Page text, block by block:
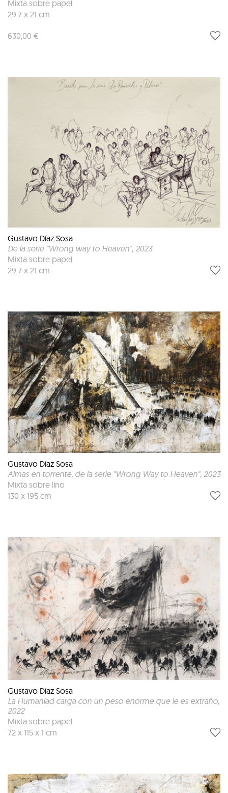
Mixta sobre papel
29.7 x 21 cm
630,00 €
Gustavo Díaz Sosa
De la serie "Wrong way to Heaven", 2023
Mixta sobre papel
29.7 x 21 cm
Gustavo Díaz Sosa
Almas en torrente, de la serie "Wrong Way to Heaven", 2023
Mixta sobre lino
130 x 195 cm
Gustavo Díaz Sosa
La Humaniad carga con un peso enorme que le es extraño,
2022
Mixta sobre papel
72 x 115 x 1 cm